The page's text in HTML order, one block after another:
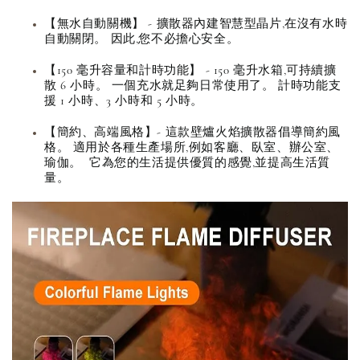
【無水自動關機】 - 擴散器內建智慧型晶片,在沒有水時
自動關閉。 因此,您不必擔心安全。
【150 毫升容量和計時功能】 - 150 毫升水箱,可持續擴
散 6 小時。 一個充水就足夠日常使用了。 計時功能支
援 1 小時、3 小時和 5 小時。
【簡約、高端風格】- 這款壁爐火焰擴散器倡導簡約風
格。 適用於各種生產場所,例如客廳、臥室、辦公室、
瑜伽。 它為您的生活提供優質的感覺,並提高生活質
量。